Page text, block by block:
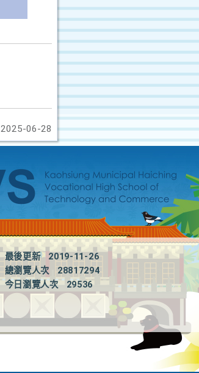
2025-06-28
最後更新
2019-11-26
總瀏覽人次
28817294
今日瀏覽人次
29536